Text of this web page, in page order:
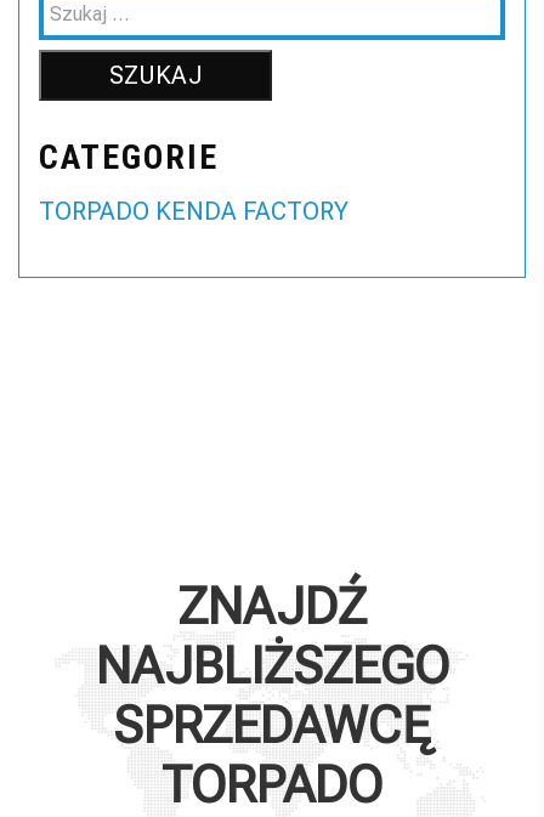
CATEGORIE
TORPADO KENDA FACTORY
ZNAJDŹ
NAJBLIŻSZEGO
SPRZEDAWCĘ
TORPADO